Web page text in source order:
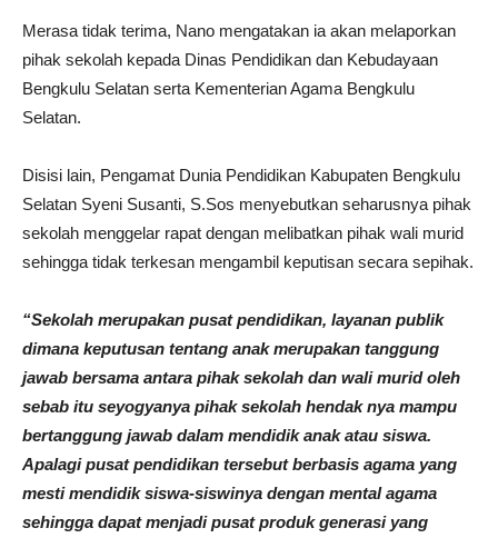
Merasa tidak terima, Nano mengatakan ia akan melaporkan
pihak sekolah kepada Dinas Pendidikan dan Kebudayaan
Bengkulu Selatan serta Kementerian Agama Bengkulu
Selatan.
Disisi lain, Pengamat Dunia Pendidikan Kabupaten Bengkulu
Selatan Syeni Susanti, S.Sos menyebutkan seharusnya pihak
sekolah menggelar rapat dengan melibatkan pihak wali murid
sehingga tidak terkesan mengambil keputisan secara sepihak.
“Sekolah merupakan pusat pendidikan, layanan publik
dimana keputusan tentang anak merupakan tanggung
jawab bersama antara pihak sekolah dan wali murid oleh
sebab itu seyogyanya pihak sekolah hendak nya mampu
bertanggung jawab dalam mendidik anak atau siswa.
Apalagi pusat pendidikan tersebut berbasis agama yang
mesti mendidik siswa-siswinya dengan mental agama
sehingga dapat menjadi pusat produk generasi yang